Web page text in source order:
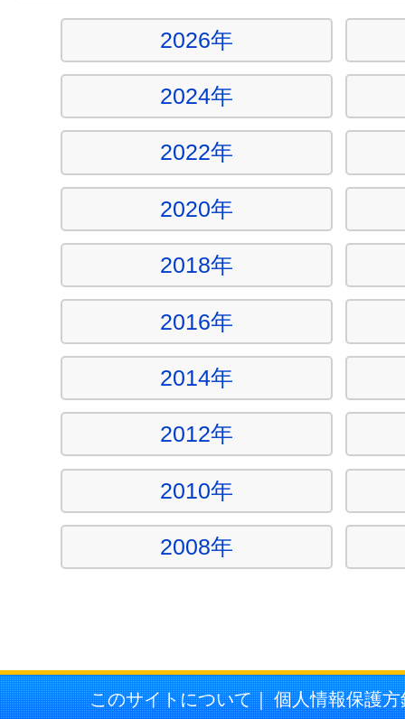
2026年
2024年
2022年
2020年
2018年
2016年
2014年
2012年
2010年
2008年
このサイトについて｜ 個人情報保護方